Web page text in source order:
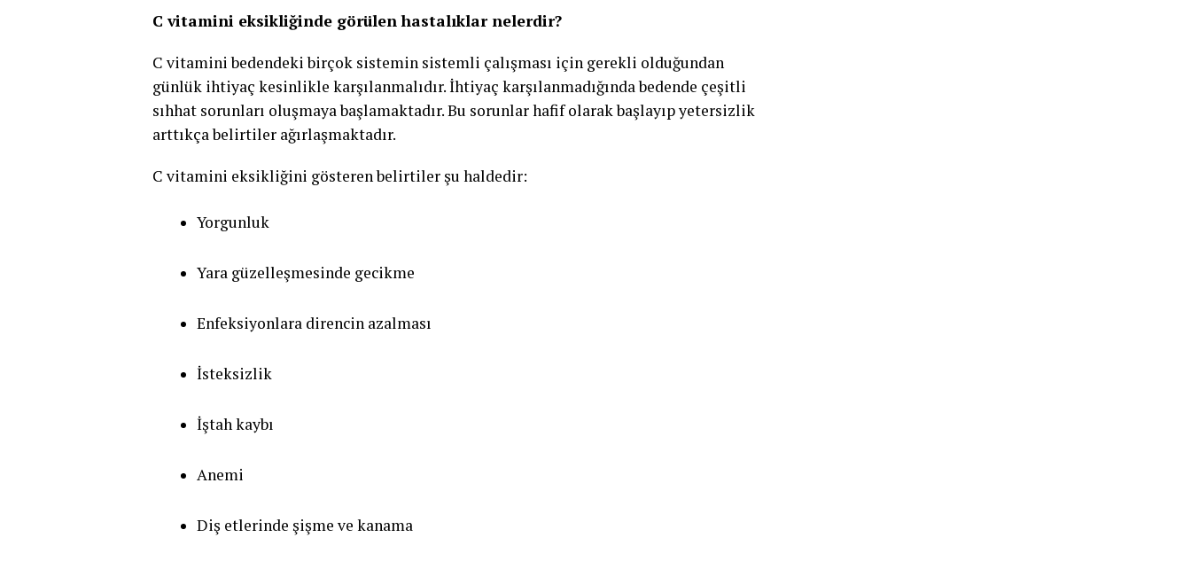
C vitamini eksikliğinde görülen hastalıklar nelerdir?
C vitamini bedendeki birçok sistemin sistemli çalışması için gerekli olduğundan
günlük ihtiyaç kesinlikle karşılanmalıdır. İhtiyaç karşılanmadığında bedende çeşitli
sıhhat sorunları oluşmaya başlamaktadır. Bu sorunlar hafif olarak başlayıp yetersizlik
arttıkça belirtiler ağırlaşmaktadır.
C vitamini eksikliğini gösteren belirtiler şu haldedir:
Yorgunluk
Yara güzelleşmesinde gecikme
Enfeksiyonlara direncin azalması
İsteksizlik
İştah kaybı
Anemi
Diş etlerinde şişme ve kanama